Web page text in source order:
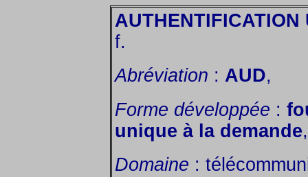
f.
Abréviation : AUD,
Forme développée :
unique à la demande
Domaine :